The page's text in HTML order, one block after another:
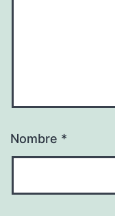
Nombre *